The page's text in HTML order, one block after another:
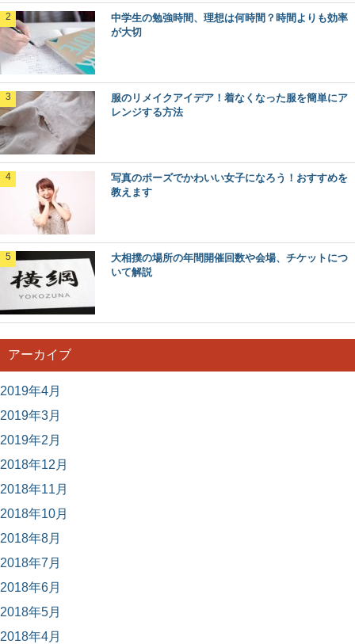
仕事に復帰する方も多いですよね。 そこで気にな...
お家で天ぷらを作る時、皆さんはどのような方法で揚げて
いますか？ 天ぷらはサクサクッという食感が美味...
中学生の勉強時間、理想は何時間？時間よりも効率
が大切
服のリメイクアイデア！着なくなった服を簡単にア
レンジする方法
写真のポーズでかわいい女子になろう！おすすめを
教えます
大相撲の場所の年間開催回数や会場、チケットにつ
いて解説
アーカイブ
2019年4月
2019年3月
2019年2月
2018年12月
2018年11月
2018年10月
2018年8月
2018年7月
2018年6月
2018年5月
2018年4月